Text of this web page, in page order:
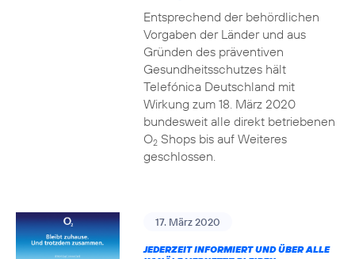
Entsprechend der behördlichen
Vorgaben der Länder und aus
Gründen des präventiven
Gesundheitsschutzes hält
Telefónica Deutschland mit
Wirkung zum 18. März 2020
bundesweit alle direkt betriebenen
O2Shops bis auf Weiteres
geschlossen.
17. März 2020
JEDERZEIT INFORMIERT UND ÜBER ALLE